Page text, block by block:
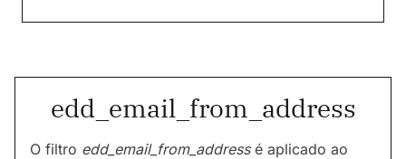
edd_email_from_address
O filtro edd_email_from_address é aplicado ao